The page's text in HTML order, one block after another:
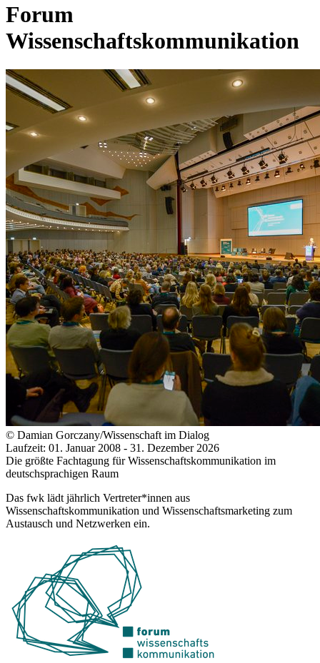
Forum
Wissenschaftskommunikation
© Damian Gorczany/Wissenschaft im Dialog
Laufzeit: 01. Januar 2008 - 31. Dezember 2026
Die größte Fachtagung für Wissenschaftskommunikation im
deutschsprachigen Raum
Das fwk lädt jährlich Vertreter*innen aus
Wissenschaftskommunikation und Wissenschaftsmarketing zum
Austausch und Netzwerken ein.